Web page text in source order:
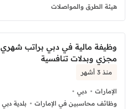
هيئة الطرق والمواصلات
وظيفة مالية في دبي براتب شهري
مجزي وبدلات تنافسية
منذ 3 أشهر
الإمارات
دبي
وظائف محاسبين في الإمارات
بلدية دبي